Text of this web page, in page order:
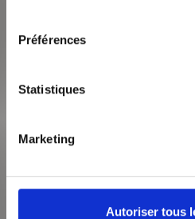
Préférences
Statistiques
Marketing
Autoriser tous
AU COEUR DE LA PRESQU'ILE, A